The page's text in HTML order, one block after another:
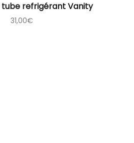
refrigérant Vanity
31,00€